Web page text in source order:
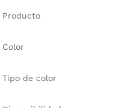
Producto
Color
Tipo de color